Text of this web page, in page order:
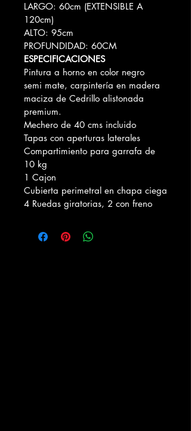
LARGO: 60cm (EXTENSIBLE A
120cm)
ALTO: 95cm
PROFUNDIDAD: 60CM
ESPECIFICACIONES﻿
Pintura a horno en color negro
semi mate, carpintería en madera
maciza de Cedrillo alistonada
premium.
Mechero de 40 cms incluido
Tapas con aperturas laterales
Compartimiento para garrafa de
10 kg
1 Cajon
Cubierta perimetral en chapa ciega
4 Ruedas giratorias, 2 con freno